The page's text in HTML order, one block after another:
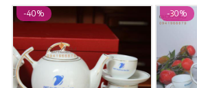
-40% -30%